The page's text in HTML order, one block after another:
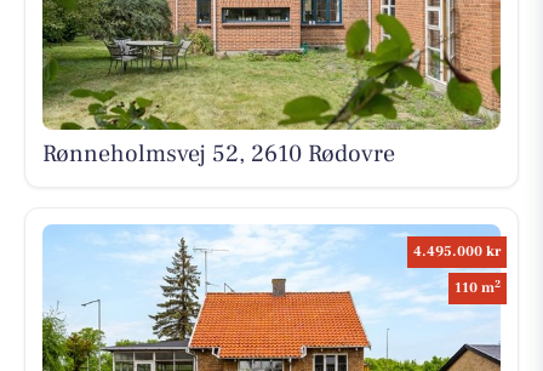
Rønneholmsvej 52, 2610 Rødovre
4.495.000 kr
110 m2